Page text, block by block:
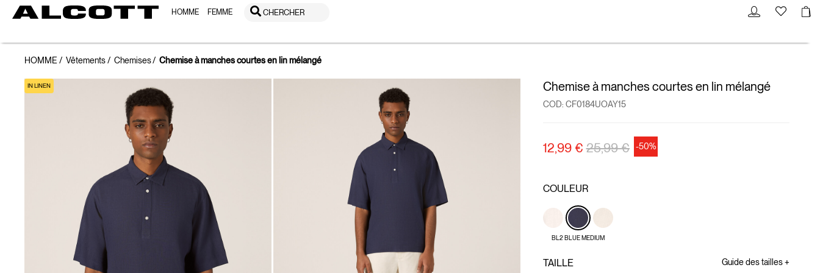
HOMME FEMME CHERCHER
HOMME Vêtements Chemises Chemise à manches courtes en lin mélangé
IN LINEN Chemise à manches courtes en lin mélangé
COD: CF0184UOAY15
12,99 €Prix réduit de
25,99 €à -50%
COULEUR
BL2 BLUE MEDIUM
TAILLE Guide des tailles +